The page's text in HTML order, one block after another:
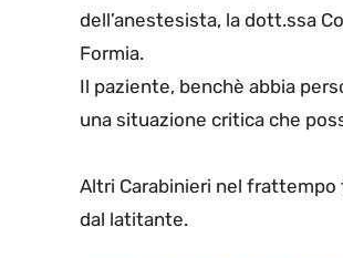
dell’anestesista, la dott.ssa
Formia.
Il paziente, benchè abbia
una situazione critica che
Altri Carabinieri nel
dal latitante.